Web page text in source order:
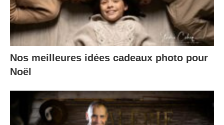
Nos meilleures idées cadeaux photo pour
Noël